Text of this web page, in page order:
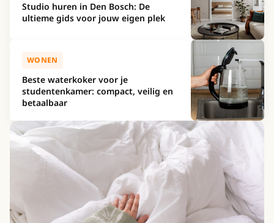
Studio huren in Den Bosch: De
ultieme gids voor jouw eigen plek
WONEN
Beste waterkoker voor je
studentenkamer: compact, veilig en
betaalbaar